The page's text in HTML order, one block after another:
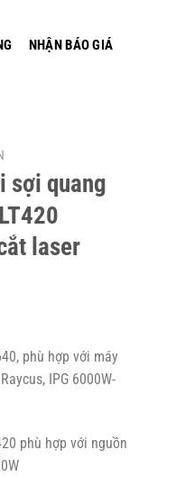
NHẬN BÁO GIÁ
sợi quang
laser
phù hợp với máy
IPG 6000W-
phù hợp với nguồn